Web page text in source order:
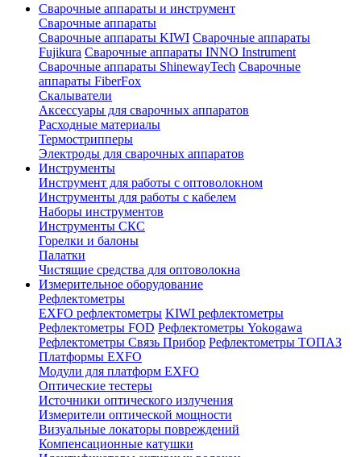
Сварочные аппараты и инструмент
Сварочные аппараты
Сварочные аппараты KIWI Сварочные аппараты
Fujikura Сварочные аппараты INNO Instrument
Сварочные аппараты ShinewayTech Cварочные
аппараты FiberFox
Скалыватели
Аксессуары для сварочных аппаратов
Расходные материалы
Термострипперы
Электроды для сварочных аппаратов
Инструменты
Инструмент для работы с оптоволокном
Инструменты для работы с кабелем
Наборы инструментов
Инструменты СКС
Горелки и балоны
Палатки
Чистящие средства для оптоволокна
Измерительное оборудование
Рефлектометры
EXFO рефлектометры KIWI рефлектометры
Рефлектометры FOD Рефлектометры Yokogawa
Рефлектометры Связь Прибор Рефлектометры ТОПАЗ
Платформы EXFO
Модули для платформ EXFO
Оптические тестеры
Источники оптического излучения
Измерители оптической мощности
Визуальные локаторы повреждений
Компенсационные катушки